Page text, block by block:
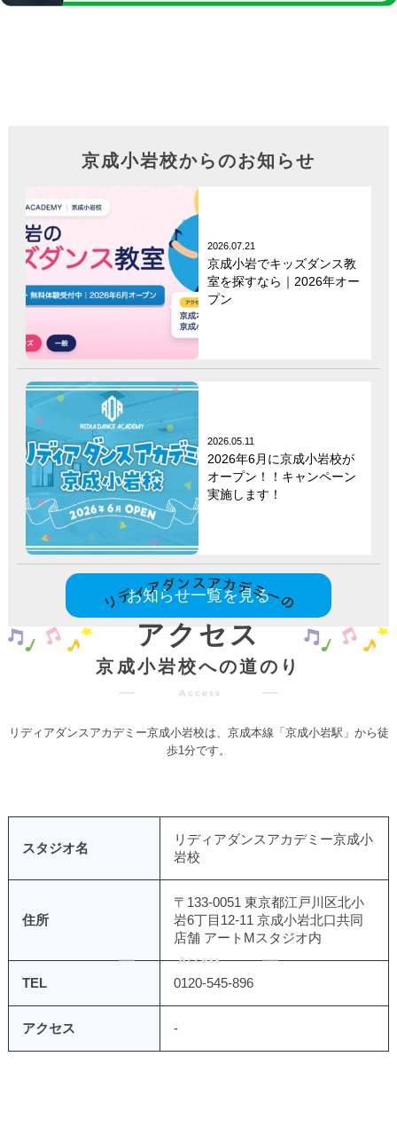
京成小岩校からのお知らせ
2026.07.21
京成小岩でキッズダンス教
室を探すなら｜2026年オー
プン
2026.05.11
2026年6月に京成小岩校が
オープン！！キャンペーン
実施します！
お知らせ一覧を見る
アクセス
京成小岩校への道のり
リディアダンスアカデミー京成小岩校は、京成本線「京成小岩駅」から徒
歩1分です。
スタジオ名
リディアダンスアカデミー京成小
岩校
住所
〒133-0051 東京都江戸川区北小
岩6丁目12-11 京成小岩北口共同
店舗 アートMスタジオ内
TEL 0120-545-896
アクセス -